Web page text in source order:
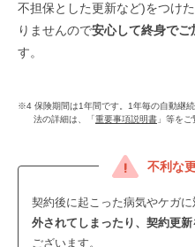
不担保とした更新など)をつけ
りませんので安心して終身でご
す。
※4 保険期間は1年間です。1年毎の自動継
法の詳細は、「 重要事項説明書 」等をご
不利な
契約後に起こった病気やケガに
外されてしまったり、契約更
ございます。